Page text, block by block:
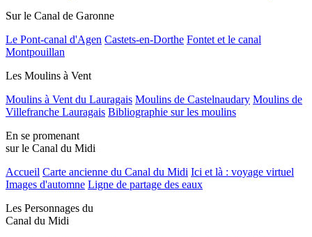
Sur le Canal de Garonne
Le Pont-canal d'Agen Castets-en-Dorthe Fontet et le canal
Montpouillan
Les Moulins à Vent
Moulins à Vent du Lauragais Moulins de Castelnaudary Moulins de
Villefranche Lauragais Bibliographie sur les moulins
En se promenant
sur le Canal du Midi
Accueil Carte ancienne du Canal du Midi Ici et là : voyage virtuel
Images d'automne Ligne de partage des eaux
Les Personnages du
Canal du Midi